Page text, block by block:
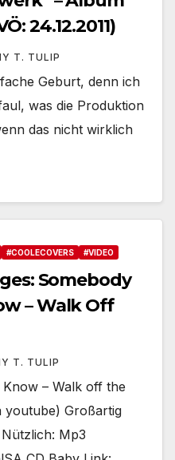
24.12.2011)
T. TULIP
Geburt, denn ich
was die Produktion
das nicht wirklich
#COOLECOVERS #VIDEO
Somebody
– Walk Off
T. TULIP
– Walk off the
youtube) Großartig
Mp3